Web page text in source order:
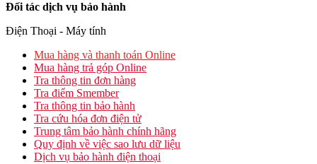
Đối tác dịch vụ bảo hành
Điện Thoại - Máy tính
Mua hàng và thanh toán Online
Mua hàng trả góp Online
Tra thông tin đơn hàng
Tra điểm Smember
Tra thông tin bảo hành
Tra cứu hóa đơn điện tử
Trung tâm bảo hành chính hãng
Quy định về việc sao lưu dữ liệu
Dịch vụ bảo hành điện thoại